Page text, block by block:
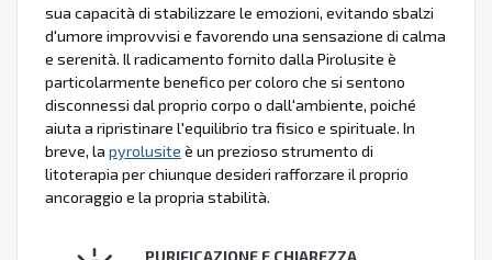
sua capacità di stabilizzare le emozioni, evitando sbalzi
d'umore improvvisi e favorendo una sensazione di calma
e serenità. Il radicamento fornito dalla Pirolusite è
particolarmente benefico per coloro che si sentono
disconnessi dal proprio corpo o dall'ambiente, poiché
aiuta a ripristinare l'equilibrio tra fisico e spirituale. In
breve, la pyrolusite è un prezioso strumento di
litoterapia per chiunque desideri rafforzare il proprio
ancoraggio e la propria stabilità.
PURIFICAZIONE E CHIAREZZA